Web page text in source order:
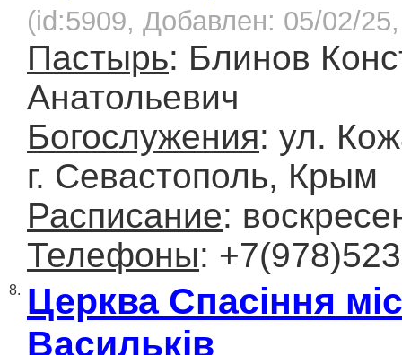
(id:5909, Добавлен: 05/02/
Пастырь: Блинов
Анатольевич
Богослужения: ул.
г. Севастополь, Крым
Расписание:
Телефоны:
8. Церква Спасіння
Васильків